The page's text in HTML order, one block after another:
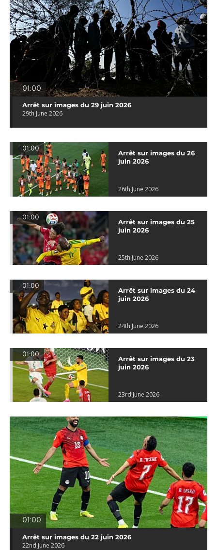
01:00
Arrêt sur images du 29 juin 2026
29th June 2026
01:00
Arrêt sur images du 26
juin 2026
26th June 2026
01:00
Arrêt sur images du 25
juin 2026
25th June 2026
01:00
Arrêt sur images du 24
juin 2026
24th June 2026
01:00
Arrêt sur images du 23
juin 2026
23rd June 2026
01:00
Arrêt sur images du 22 juin 2026
22nd June 2026